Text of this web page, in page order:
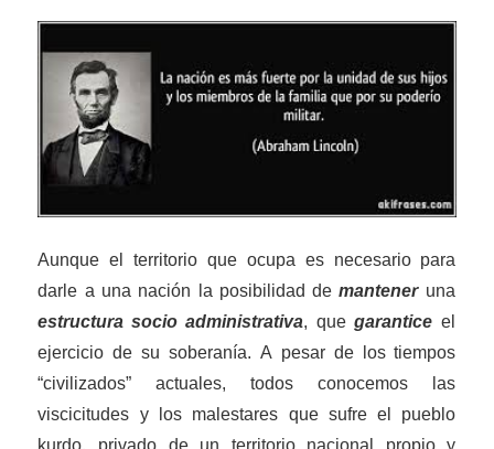
Aunque el territorio que ocupa es necesario para
darle a una nación la posibilidad demanteneruna
estructurasocioadministrativa, quegarantice el
ejercicio de su soberanía. A pesar de los tiempos
“civilizados” actuales, todos conocemos las
viscicitudes y los malestares que sufre el pueblo